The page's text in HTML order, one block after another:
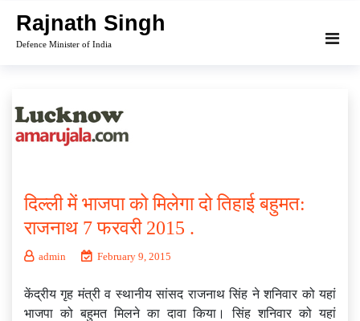
content
Rajnath Singh
Defence Minister of India
दिल्ली में भाजपा को मिलेगा दो तिहाई बहुमत:
राजनाथ 7 फरवरी 2015 .
admin February 9, 2015
केंद्रीय गृह मंत्री व स्‍थानीय सांसद राजनाथ सिंह ने शनिवार को यहां
भाजपा को बहुमत मिलने का दावा किया। सिंह शनिवार को यहां